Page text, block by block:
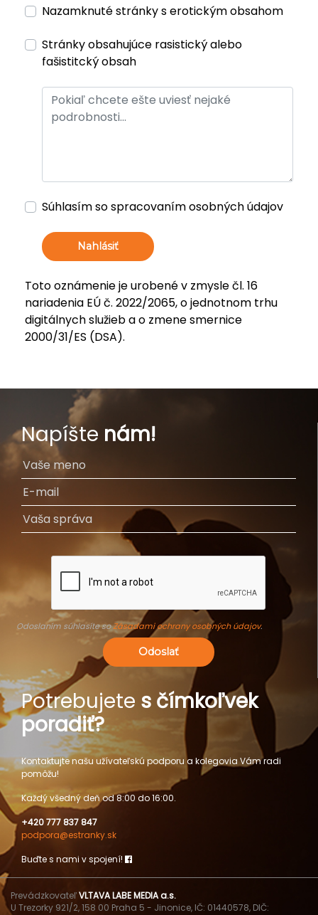
Nazamknuté stránky s erotickým obsahom
Stránky obsahujúce rasistický alebo
fašistitcký obsah
Súhlasím so spracovaním osobných údajov
Nahlásiť
Toto oznámenie je urobené v zmysle čl. 16
nariadenia EÚ č. 2022/2065, o jednotnom trhu
digitálnych služieb a o zmene smernice
2000/31/ES (DSA).
Napíšte nám!
Odoslaním súhlasíte soZásadami ochrany osobných údajov.
Odoslať
Potrebujete s čímkoľvek
poradiť?
Kontaktujte našu užívateľskú podporu a kolegovia Vám radi
pomôžu!
Každý všedný deň od 8:00 do 16:00.
+420 777 837 847
podpora@estranky.sk
Buďte s nami v spojení!
PrevádzkovateľVLTAVA LABE MEDIA a.s.
U Trezorky 921/2, 158 00 Praha 5 - Jinonice, IČ: 01440578, DIČ: